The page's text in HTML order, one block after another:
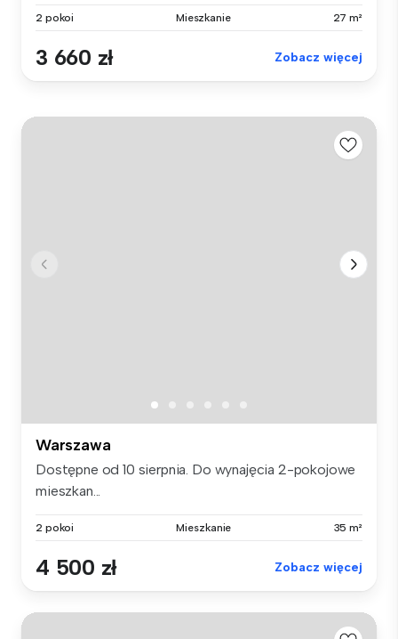
2 pokoi Mieszkanie 27 m²
3 660 zł Zobacz więcej
Warszawa
Dostępne od 10 sierpnia. Do wynajęcia 2-pokojowe
mieszkan...
2 pokoi Mieszkanie 35 m²
4 500 zł Zobacz więcej